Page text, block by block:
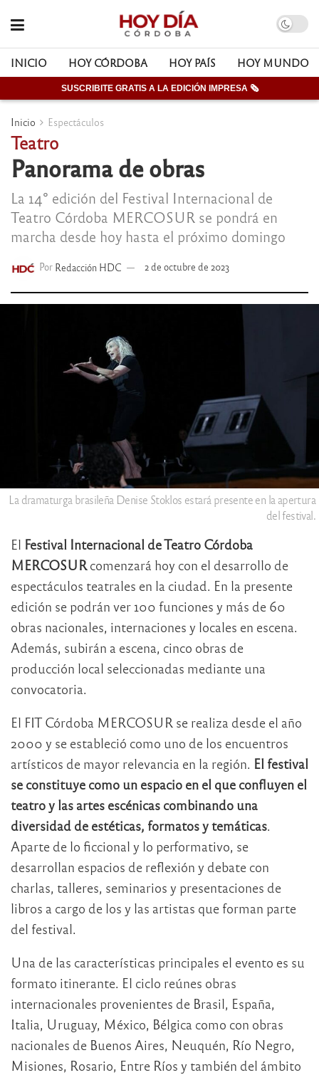
INICIO HOY CÓRDOBA HOY PAÍS HOY MUNDO
SUSCRIBITE GRATIS A LA EDICIÓN IMPRESA 🗞
Inicio Espectáculos
Teatro
Panorama de obras
La 14° edición del Festival Internacional de
Teatro Córdoba MERCOSUR se pondrá en
marcha desde hoy hasta el próximo domingo
Por Redacción HDC 2 de octubre de 2023
La dramaturga brasileña Denise Stoklos estará presente en la apertura
del festival.
El Festival Internacional de Teatro Córdoba
MERCOSUR comenzará hoy con el desarrollo de
espectáculos teatrales en la ciudad. En la presente
edición se podrán ver 100 funciones y más de 60
obras nacionales, internaciones y locales en escena.
Además, subirán a escena, cinco obras de
producción local seleccionadas mediante una
convocatoria.
El FIT Córdoba MERCOSUR se realiza desde el año
2000 y se estableció como uno de los encuentros
artísticos de mayor relevancia en la región. El festival
se constituye como un espacio en el que confluyen el
teatro y las artes escénicas combinando una
diversidad de estéticas, formatos y temáticas.
Aparte de lo ficcional y lo performativo, se
desarrollan espacios de reflexión y debate con
charlas, talleres, seminarios y presentaciones de
libros a cargo de los y las artistas que forman parte
del festival.
Una de las características principales el evento es su
formato itinerante. El ciclo reúnes obras
internacionales provenientes de Brasil, España,
Italia, Uruguay, México, Bélgica como con obras
nacionales de Buenos Aires, Neuquén, Río Negro,
Misiones, Rosario, Entre Ríos y también del ámbito